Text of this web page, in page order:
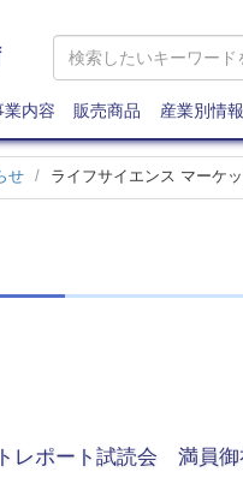
業内容 販売商品 産業別情報
せ ライフサイエンス マーケ
レポート試読会 満員御